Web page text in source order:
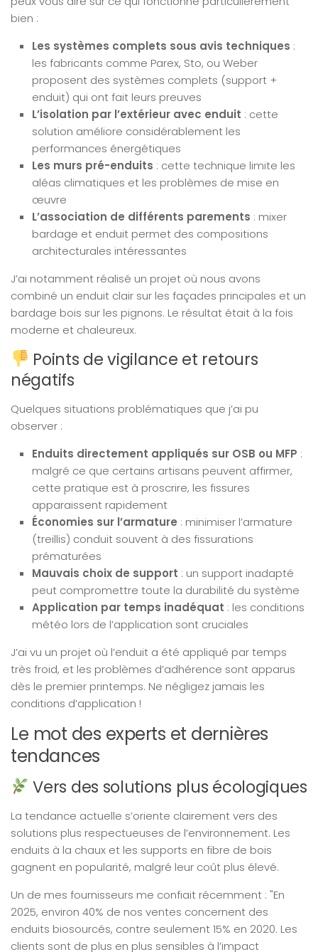
bien :
Les systèmes complets sous avis techniques :
les fabricants comme Parex, Sto, ou Weber
proposent des systèmes complets (support +
enduit) qui ont fait leurs preuves
L’isolation par l’extérieur avec enduit : cette
solution améliore considérablement les
performances énergétiques
Les murs pré-enduits : cette technique limite les
aléas climatiques et les problèmes de mise en
œuvre
L’association de différents parements : mixer
bardage et enduit permet des compositions
architecturales intéressantes
J’ai notamment réalisé un projet où nous avons
combiné un enduit clair sur les façades principales et un
bardage bois sur les pignons. Le résultat était à la fois
moderne et chaleureux.
Points de vigilance et retours
négatifs
Quelques situations problématiques que j’ai pu
observer :
Enduits directement appliqués sur OSB ou MFP :
malgré ce que certains artisans peuvent affirmer,
cette pratique est à proscrire, les fissures
apparaissent rapidement
Économies sur l’armature : minimiser l’armature
(treillis) conduit souvent à des fissurations
prématurées
Mauvais choix de support : un support inadapté
peut compromettre toute la durabilité du système
Application par temps inadéquat : les conditions
météo lors de l’application sont cruciales
J’ai vu un projet où l’enduit a été appliqué par temps
très froid, et les problèmes d’adhérence sont apparus
dès le premier printemps. Ne négligez jamais les
conditions d’application !
Le mot des experts et dernières
tendances
Vers des solutions plus écologiques
La tendance actuelle s’oriente clairement vers des
solutions plus respectueuses de l’environnement. Les
enduits à la chaux et les supports en fibre de bois
gagnent en popularité, malgré leur coût plus élevé.
Un de mes fournisseurs me confiait récemment : "En
2025, environ 40% de nos ventes concernent des
enduits biosourcés, contre seulement 15% en 2020. Les
clients sont de plus en plus sensibles à l’impact